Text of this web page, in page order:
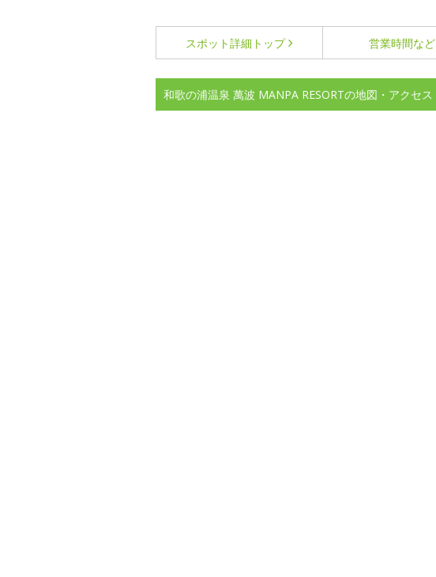
スポット詳細 トップ 営業時間など
和歌の浦温泉 萬波 MANPA RESORTの地図・アクセス